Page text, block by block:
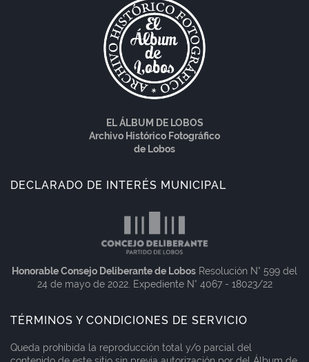
EL ÁLBUM DE LOBOS
Archivo Histórico Fotográfico
de Lobos
DECLARADO DE INTERÉS MUNICIPAL
Honorable Consejo Deliberante de Lobos Resolución N° 599 del
24 de mayo de 2022. Expediente N° 4067 - 18023/22
TÉRMINOS Y CONDICIONES DE SERVICIO
Queda prohibida la reproducción total y/o parcial del